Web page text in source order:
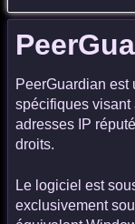
PeerGuardian est
spécifiques visant
adresses IP
droits.
Le logiciel est
exclusivement